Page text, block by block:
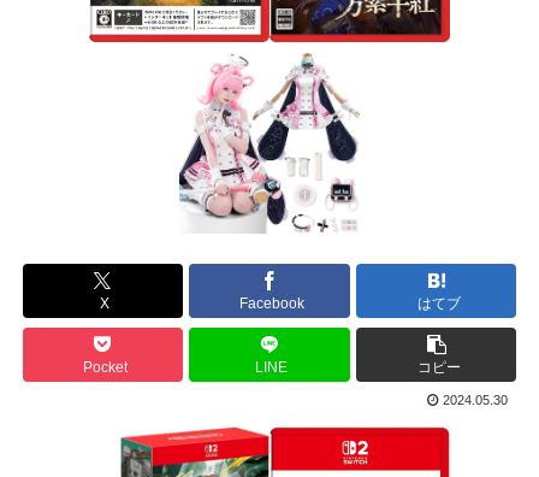
X Facebook はてブ
Pocket LINE コピー
2024.05.30